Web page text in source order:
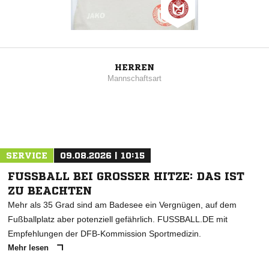
HERREN
Mannschaftsart
SERVICE 09.08.2026 | 10:15
FUSSBALL BEI GROSSER HITZE: DAS IST ZU
BEACHTEN
Mehr als 35 Grad sind am Badesee ein Vergnügen, auf dem
Fußballplatz aber potenziell gefährlich. FUSSBALL.DE mit
Empfehlungen der DFB-Kommission Sportmedizin.
Mehr lesen